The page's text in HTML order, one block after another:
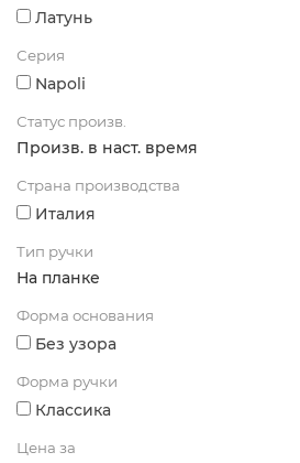
Латунь
Серия
Napoli
Статус произв.
Произв. в наст. время
Страна производства
Италия
Тип ручки
На планке
Форма основания
Без узора
Форма ручки
Классика
Цена за